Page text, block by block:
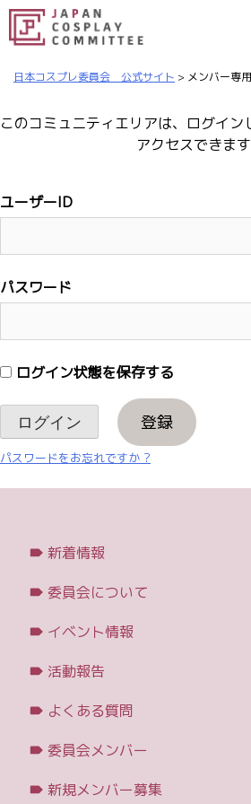
日本コスプレ委員会 公式サイト > メンバー専
このコミュニティエリアは、ログイ
アクセスできます
ユーザーID
パスワード
ログイン状態を保存する
登録
パスワードをお忘れですか ?
新着情報
委員会について
イベント情報
活動報告
よくある質問
委員会メンバー
新規メンバー募集